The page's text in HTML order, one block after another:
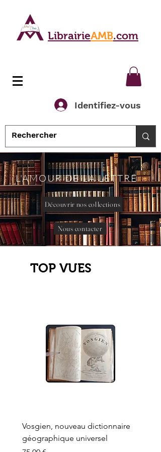
LibrairieAMB.com
Identifiez-vous
L'AMOUR DE LA LETTRE
Découvrir nos collections
Nous contacter
TOP VUES
Vosgien, nouveau dictionnaire
géographique universel